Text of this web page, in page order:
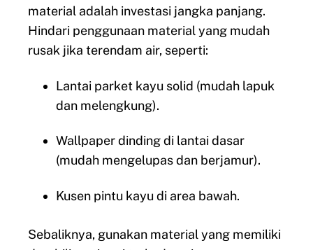
material adalah investasi jangka panjang.
Hindari penggunaan material yang mudah
rusak jika terendam air, seperti:
Lantai parket kayu solid (mudah lapuk
dan melengkung).
Wallpaper dinding di lantai dasar
(mudah mengelupas dan berjamur).
Kusen pintu kayu di area bawah.
Sebaliknya, gunakan material yang memiliki